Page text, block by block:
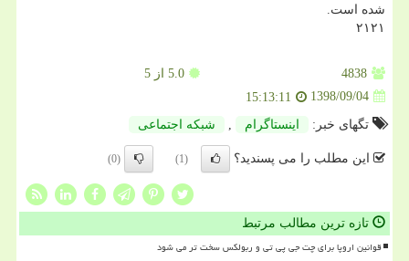
شده است.
۲۱۲۱
4838
5.0 از 5
1398/09/04
15:13:11
تگهای خبر:
اینستاگرام , شبكه اجتماعی
این مطلب را می پسندید؟ (1)
(0)
تازه ترین مطالب مرتبط
قوانین اروپا برای چت جی پی تی و ربولکس سخت تر می شود